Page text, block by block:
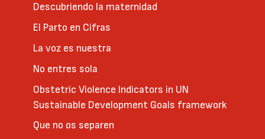
Descubriendo la maternidad
El Parto en Cifras
La voz es nuestra
No entres sola
Obstetric Violence Indicators in UN
Sustainable Development Goals framework
Que no os separen